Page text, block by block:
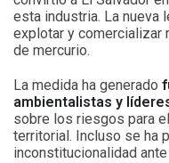
esta industria. La nueva
explotar y comercializar
de mercurio.
La medida ha generado
ambientalistas y
sobre los riesgos para
territorial. Incluso se ha
inconstitucionalidad